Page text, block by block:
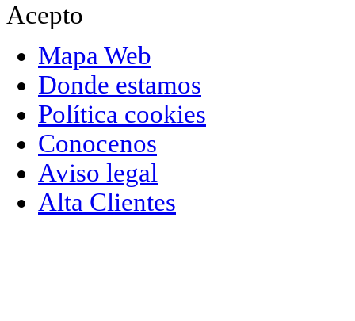
Acepto
Mapa Web
Donde estamos
Política cookies
Conocenos
Aviso legal
Alta Clientes